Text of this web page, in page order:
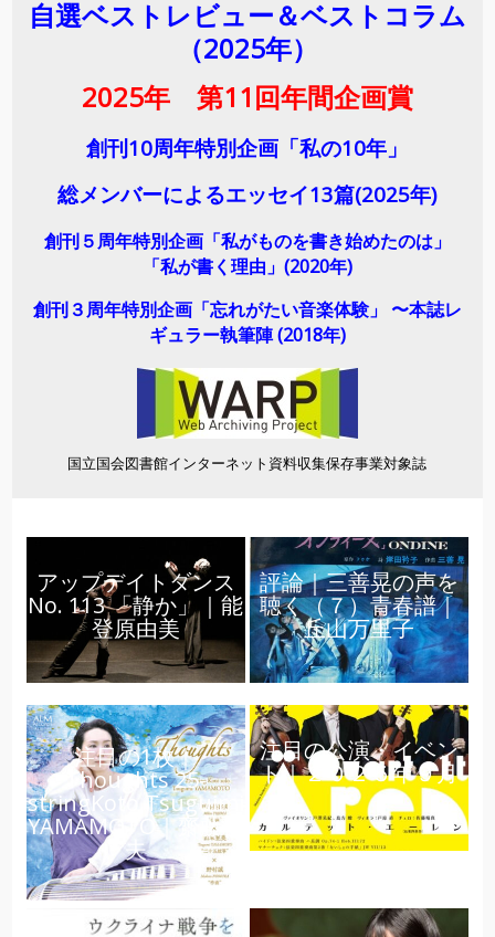
自選ベストレビュー＆ベストコラム
（2025年）
2025年 第11回年間企画賞
創刊10周年特別企画「私の10年」
総メンバーによるエッセイ13篇(2025年)
創刊５周年特別企画「私がものを書き始めたのは」
「私が書く理由」(2020年)
創刊３周年特別企画「忘れがたい音楽体験」 〜本誌レ
ギュラー執筆陣 (2018年)
国立国会図書館インターネット資料収集保存事業対象誌
アップデイトダンス
No. 113 「静か」｜能
登原由美
評論｜三善晃の声を
聴く（７）青春譜｜
丘山万里子
注目の1枚｜
Thoughts 25-
stringKoto Tsuguimi
YAMAMOTO｜齋藤俊
夫
注目の公演・イベン
ト｜２０２５年９月